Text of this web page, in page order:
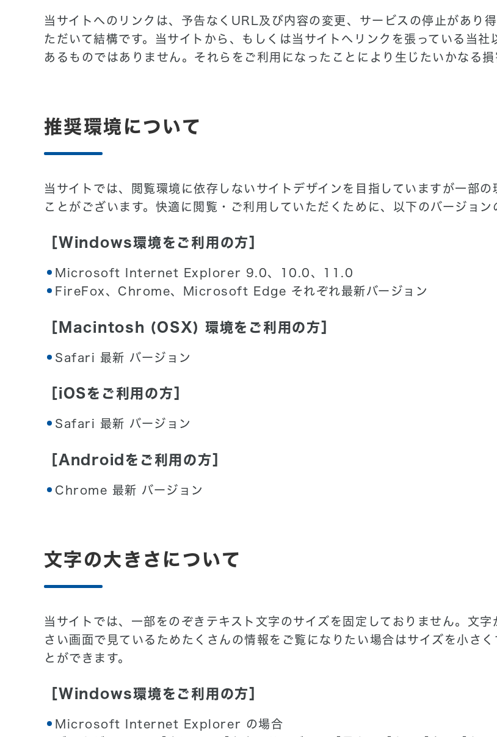
当サイトへのリンクは、予告なくURL及び内容の変更、サービスの停止があり
ただいて結構です。当サイトから、もしくは当サイトへリンクを張っている当
あるものではありません。それらをご利用になったことにより生じたいかなる
推奨環境について
当サイトでは、閲覧環境に依存しないサイトデザインを目指していますが一部
ことがございます。快適に閲覧・ご利用していただくために、以下のバージョン
［Windows環境をご利用の方］
Microsoft Internet Explorer 9.0、10.0、11.0
FireFox、Chrome、Microsoft Edge それぞれ最新バージョン
［Macintosh (OSX) 環境をご利用の方］
Safari 最新 バージョン
［iOSをご利用の方］
Safari 最新 バージョン
［Androidをご利用の方］
Chrome 最新 バージョン
文字の大きさについて
当サイトでは、一部をのぞきテキスト文字のサイズを固定しておりません。文
さい画面で見ているためたくさんの情報をご覧になりたい場合はサイズを小さ
とができます。
［Windows環境をご利用の方］
Microsoft Internet Explorer の場合